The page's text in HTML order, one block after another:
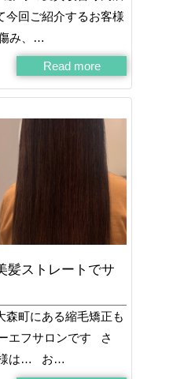
回ご紹介するお客様
み、…
Read more
髪ストレートでサ
町にある縮毛矯正も
エフサロンです さ
様は… お…